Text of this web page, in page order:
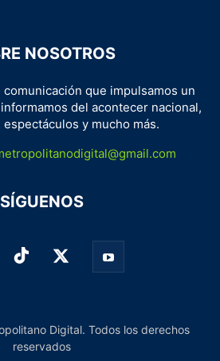
NOSOTROS
que impulsamos un
del acontecer nacional,
y mucho más.
SÍGUENOS
Digital. Todos los derechos
reservados